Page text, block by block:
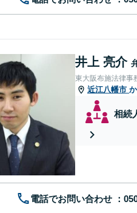
井上 亮介
東大阪布施法律事
近江八幡市
相続
電話でお問い合わせ